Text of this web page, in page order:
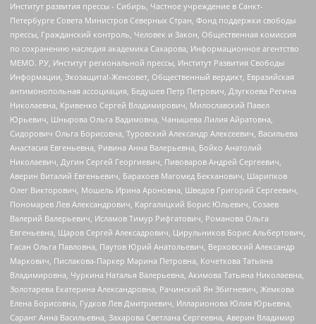
Институт развития прессы - Сибирь, Частное учреждение в Санкт-
Петербурге Совета Министров Северных Стран, Фонд поддержки свободы
прессы, Гражданский контроль, Человек и Закон, Общественная комиссия
по сохранению наследия академика Сахарова, Информационное агентство
МЕМО. РУ, Институт региональной прессы, Институт Развития Свободы
Информации, Экозащита!-Женсовет, Общественный вердикт, Евразийская
антимонопольная ассоциация, Бедушев Петр Петрович, Дзугкоева Регина
Николаевна, Кривенко Сергей Владимирович, Милославский Павел
Юрьевич, Шнырова Ольга Вадимовна, Чанышева Лилия Айратовна,
Сидорович Ольга Борисовна, Туровский Александр Алексеевич, Васильева
Анастасия Евгеньевна, Ривина Анна Валерьевна, Бойко Анатолий
Николаевич, Дугин Сергей Георгиевич, Пивоваров Андрей Сергеевич,
Аверин Виталий Евгеньевич, Барахоев Магомед Бекханович, Шарипков
Олег Викторович, Мошель Ирина Ароновна, Шведов Григорий Сергеевич,
Пономарев Лев Александрович, Каргалицкий Борис Юльевич, Созаев
Валерий Валерьевич, Исламов Тимур Рифгатович, Романова Ольга
Евгеньевна, Щаров Сергей Алексадрович, Цирульников Борис Альбертович,
Гасан Ольга Павловна, Паутов Юрий Анатольевич, Верховский Александр
Маркович, Пислакова-Паркер Марина Петровна, Кочеткова Татьяна
Владимировна, Чуркина Наталья Валерьевна, Акимова Татьяна Николаевна,
Золотарева Екатерина Александровна, Рачинский Ян Збигневич, Жемкова
Елена Борисовна, Гудков Лев Дмитриевич, Илларионова Юлия Юрьевна,
Саранг Анна Васильевна, Захарова Светлана Сергеевна, Аверин Владимир